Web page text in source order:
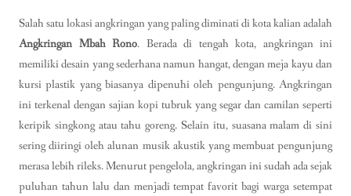
Salah satu lokasi angkringan yang paling diminati di kota kalian adalah
Angkringan Mbah Rono. Berada di tengah kota, angkringan ini
memiliki desain yang sederhana namun hangat, dengan meja kayu dan
kursi plastik yang biasanya dipenuhi oleh pengunjung. Angkringan
ini terkenal dengan sajian kopi tubruk yang segar dan camilan seperti
keripik singkong atau tahu goreng. Selain itu, suasana malam di sini
sering diiringi oleh alunan musik akustik yang membuat pengunjung
merasa lebih rileks. Menurut pengelola, angkringan ini sudah ada sejak
puluhan tahun lalu dan menjadi tempat favorit bagi warga setempat